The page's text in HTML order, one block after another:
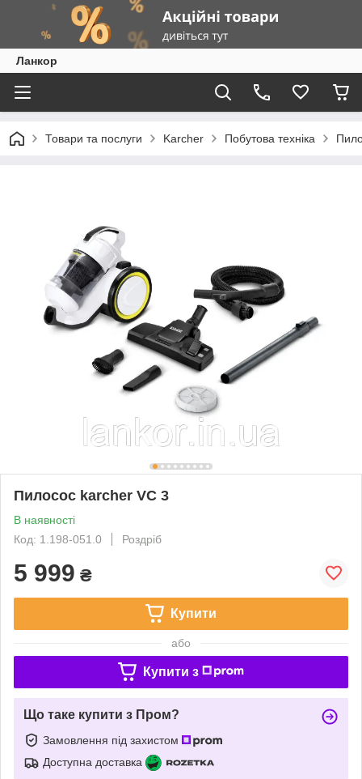
Ланкор
Товари та послуги Karcher Побутова техніка
Пилосос karcher VC 3
В наявності
Код: 1.198-051.0
Роздріб
5 999 ₴
Купити
або
Купити з
Що таке купити з Пром?
Замовлення під захистом
Доступна доставка